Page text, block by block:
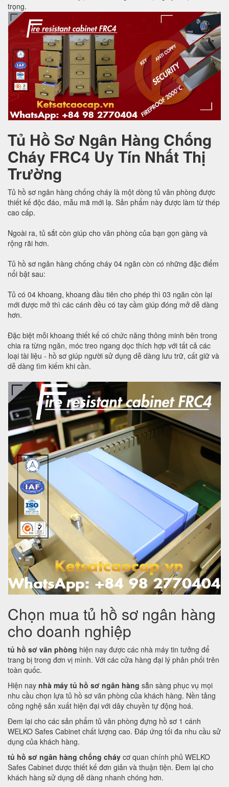
trọng.
Tủ Hồ Sơ Ngân Hàng Chống
Cháy FRC4 Uy Tín Nhất Thị
Trường
Tủ hồ sơ ngân hàng chống cháy là một dòng tủ văn phòng được
thiết kế độc đáo, mẫu mã mới lạ. Sản phẩm này được làm từ thép
cao cấp.
Ngoài ra, tủ sắt còn giúp cho văn phòng của bạn gọn gàng và
rộng rãi hơn.
Tủ hồ sơ ngân hàng chống cháy 04 ngăn còn có những đặc điểm
nổi bật sau:
Tủ có 04 khoang, khoang đầu tiên cho phép thì 03 ngăn còn lại
mới được mở thì các cánh đều có tay cầm giúp đóng mở dễ dàng
hơn.
Đặc biệt mỗi khoang thiết kế có chức năng thông minh bên trong
chia ra từng ngăn, móc treo ngang dọc thích hợp với tất cả các
loại tài liệu - hồ sơ giúp người sử dụng dễ dàng lưu trữ, cất giữ và
dễ dàng tìm kiếm khi cần.
Chọn mua tủ hồ sơ ngân hàng
cho doanh nghiệp
tủ hồ sơ văn phòng hiện nay được các nhà máy tin tưởng để
trang bị trong đơn vị mình. Với các cửa hàng đại lý phân phối trên
toàn quốc.
Hiện nay nhà máy tủ hồ sơ ngân hàng sẵn sàng phục vụ mọi
nhu cầu chọn lựa tủ hồ sơ văn phòng của khách hàng. Nền tảng
công nghệ sản xuất hiện đại với dây chuyền tự động hoá.
Đem lại cho các sản phẩm tủ văn phòng đựng hồ sơ 1 cánh
WELKO Safes Cabinet chất lượng cao. Đáp ứng tối đa nhu cầu sử
dụng của khách hàng.
tủ hồ sơ ngân hàng chống cháy cơ quan chính phủ WELKO
Safes Cabinet được thiết kế đơn giản và thuận tiện. Đem lại cho
khách hàng sử dụng dễ dàng nhanh chóng hơn.